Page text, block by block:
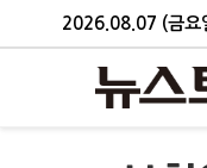
2026.08.07 (금요